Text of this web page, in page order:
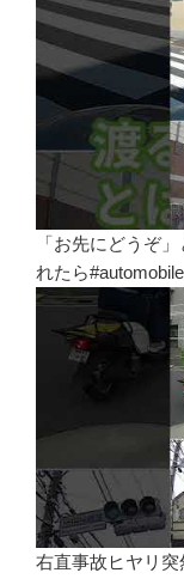
「お先にどうぞ
れたら
右直事故ヒヤリ